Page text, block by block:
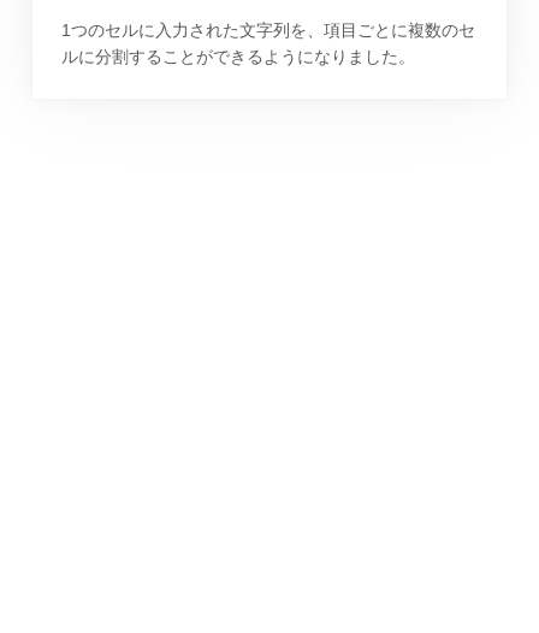
1つのセルに入力された文字列を、項目ごとに複数のセ
ルに分割することができるようになりました。